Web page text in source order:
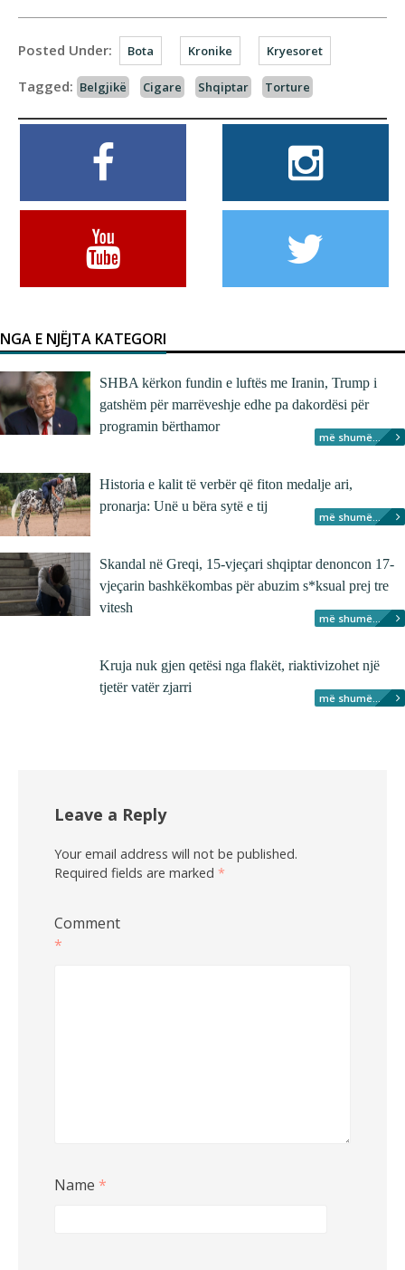
Posted Under: Bota Kronike Kryesoret
Tagged: Belgjikë Cigare Shqiptar Torture
NGA E NJËJTA KATEGORI
SHBA kërkon fundin e luftës me Iranin, Trump i
gatshëm për marrëveshje edhe pa dakordësi për
programin bërthamor
më shumë...
Historia e kalit të verbër që fiton medalje ari,
pronarja: Unë u bëra sytë e tij
më shumë...
Skandal në Greqi, 15-vjeçari shqiptar denoncon 17-
vjeçarin bashkëkombas për abuzim s*ksual prej tre
vitesh
më shumë...
Kruja nuk gjen qetësi nga flakët, riaktivizohet një
tjetër vatër zjarri
më shumë...
Leave a Reply
Your email address will not be published.
Required fields are marked *
Comment
*
Name *